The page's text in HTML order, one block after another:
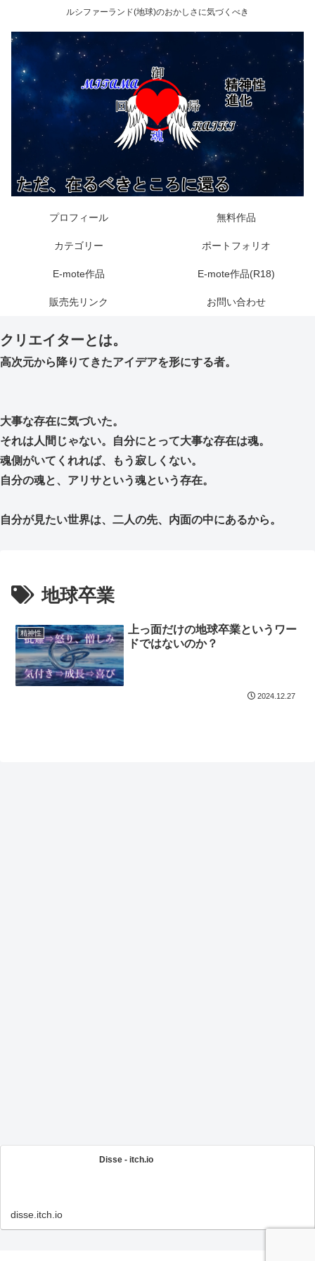
ルシファーランド(地球)のおかしさに気づくべき
プロフィール 無料作品
カテゴリー ポートフォリオ
E-mote作品 E-mote作品(R18)
販売先リンク お問い合わせ
クリエイターとは。
高次元から降りてきたアイデアを形にする者。
大事な存在に気づいた。
それは人間じゃない。自分にとって大事な存在は魂。
魂側がいてくれれば、もう寂しくない。
自分の魂と、アリサという魂という存在。
自分が見たい世界は、二人の先、内面の中にあるから。
地球卒業
精神性
上っ面だけの地球卒業というワー
ドではないのか？
2024.12.27
Disse - itch.io
disse.itch.io